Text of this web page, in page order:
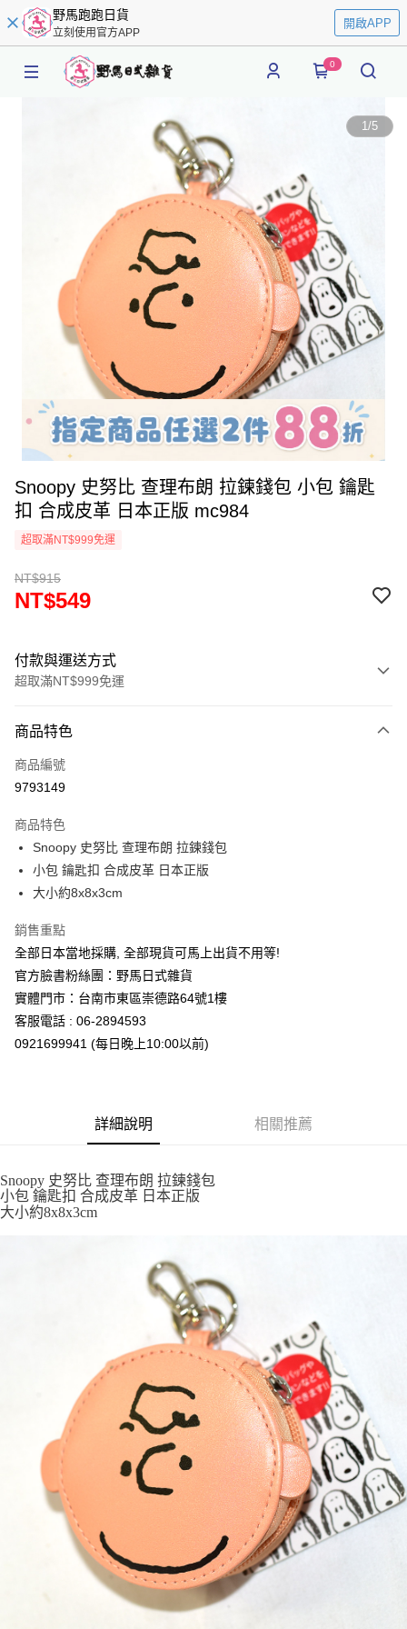
野馬跑跑日貨
立刻使用官方APP
開啟APP
0
1/5
Snoopy 史努比 查理布朗 拉鍊錢包 小包 鑰匙
扣 合成皮革 日本正版 mc984
超取滿NT$999免運
NT$915
NT$549
付款與運送方式
超取滿NT$999免運
信用卡一次付款
信用卡分期付款
合作金庫商業銀行
華南商業銀行
彰化商業銀行
上海商業儲蓄銀行
國泰世華商業銀行
匯豐（台灣）商業銀行
聯邦商業銀行
遠東國際商業銀行
元大商業銀行
台新國際商業銀行
中國信託商業銀行
台灣樂天信用卡公司
超商取貨付款
LINE Pay
街口支付
悠遊付
Google Pay
ATM付款
每筆NT$65，滿NT$999(含以上)免運費
付款後全家取貨
每筆NT$65，滿NT$999(含以上)免運費
每筆NT$65，滿NT$999(含以上)免運費
每筆NT$100，滿NT$999(含以上)免運費
商品特色
商品編號
9793149
商品特色
Snoopy 史努比 查理布朗 拉鍊錢包
小包 鑰匙扣 合成皮革 日本正版
大小約8x8x3cm
銷售重點
全部日本當地採購, 全部現貨可馬上出貨不用等!
官方臉書粉絲團：野馬日式雜貨
實體門市：台南市東區崇德路64號1樓
客服電話 : 06-2894593
0921699941 (每日晚上10:00以前)
詳細說明 相關推薦
Snoopy 史努比 查理布朗 拉鍊錢包
小包 鑰匙扣 合成皮革 日本正版
大小約8x8x3cm